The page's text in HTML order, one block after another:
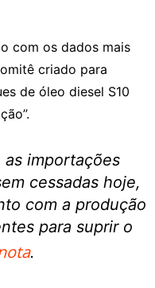
com os dados mais
criado para
de óleo diesel S10
as importações
cessadas hoje,
com a produção
para suprir o
.